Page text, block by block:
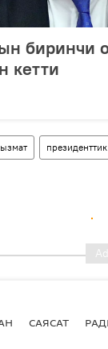
биринчи
кетти
САЯСАТ